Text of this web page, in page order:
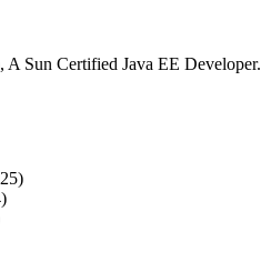
Sun Certified Java EE Developer.